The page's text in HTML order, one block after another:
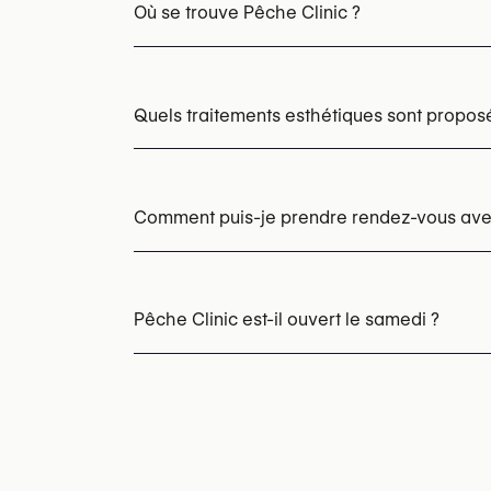
Où se trouve Pêche Clinic ?
Quels traitements esthétiques sont
Morpheus8 (microneedling par
Comment puis-je prendre rendez-vous
Vous pouvez également consulter leur site
Pêche Clinic est-il ouvert le samedi ?